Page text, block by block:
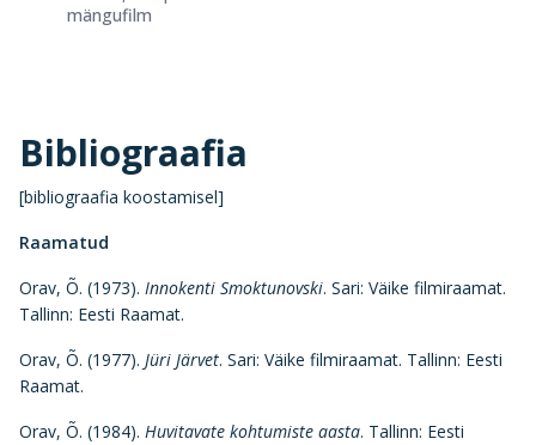
mängufilm
Bibliograafia
[bibliograafia koostamisel]
Raamatud
Orav, Õ. (1973). Innokenti Smoktunovski. Sari: Väike filmiraamat.
Tallinn: Eesti Raamat.
Orav, Õ. (1977). Jüri Järvet. Sari: Väike filmiraamat. Tallinn: Eesti
Raamat.
Orav, Õ. (1984). Huvitavate kohtumiste aasta. Tallinn: Eesti